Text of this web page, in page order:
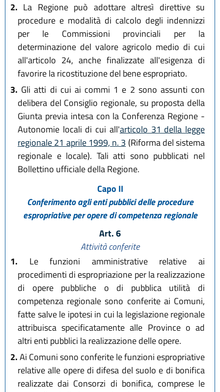
2. La Regione può adottare altresì direttive su
procedure e modalità di calcolo degli indennizzi
per le Commissioni provinciali per la
determinazione del valore agricolo medio di cui
all'articolo 24, anche finalizzate all'esigenza di
favorire la ricostituzione del bene espropriato.
3. Gli atti di cui ai commi 1 e 2 sono assunti con
delibera del Consiglio regionale, su proposta della
Giunta previa intesa con la Conferenza Regione -
Autonomie locali di cui all'articolo 31 della legge
regionale 21 aprile 1999, n. 3 (Riforma del sistema
regionale e locale). Tali atti sono pubblicati nel
Bollettino ufficiale della Regione.
Capo II
Conferimento agli enti pubblici delle procedure
espropriative per opere di competenza regionale
Art. 6
Attività conferite
1. Le funzioni amministrative relative ai
procedimenti di espropriazione per la realizzazione
di opere pubbliche o di pubblica utilità di
competenza regionale sono conferite ai Comuni,
fatte salve le ipotesi in cui la legislazione regionale
attribuisca specificatamente alle Province o ad
altri enti pubblici la realizzazione delle opere.
2.Ai Comuni sono conferite le funzioni espropriative
relative alle opere di difesa del suolo e di bonifica
realizzate dai Consorzi di bonifica, comprese le